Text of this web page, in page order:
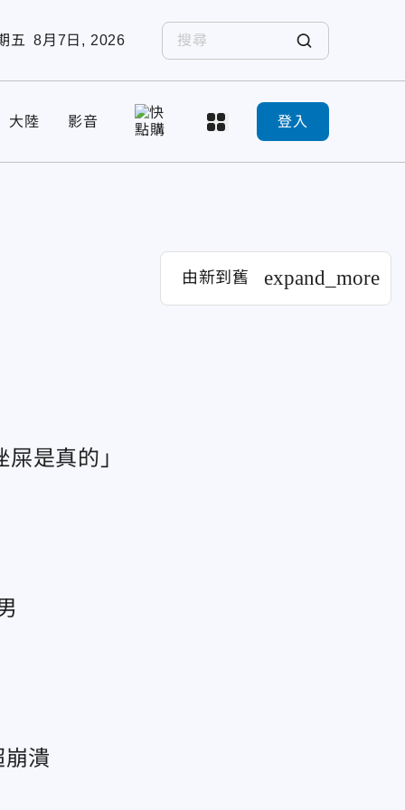
五 8月7日, 2026
大陸 影音 登入
由新到舊 expand_more
是真的」
潰